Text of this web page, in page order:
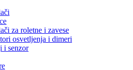
za roletne i zavese
osvetljenja i dimeri
i senzor